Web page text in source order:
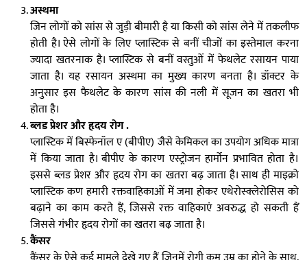
अस्थमा
जिन लोगों को सांस से जुड़ी बीमारी है या किसी को सांस लेने में तकलीफ
होती है। ऐसे लोगों के लिए प्लास्टिक से बनीं चीजों का इस्तेमाल करना
ज्यादा खतरनाक है। प्लास्टिक से बनीं वस्तुओं में फेथलेट रसायन पाया
जाता है। यह रसायन अस्थमा का मुख्य कारण बनता है। डॉक्टर के
अनुसार इस फैथलेट के कारण सांस की नली में सूजन का खतरा भी
होता है।
ब्लड प्रेशर और हृदय रोग .
प्लास्टिक में बिस्फेनॉल ए (बीपीए) जैसे केमिकल का उपयोग अधिक मात्रा
में किया जाता है। बीपीए के कारण एस्ट्रोजन हार्मोन प्रभावित होता है।
इससे ब्लड प्रेशर और हृदय रोग का खतरा बढ़ जाता है। साथ ही माइक्रो
प्लास्टिक कण हमारी रक्तवाहिकाओं में जमा होकर एथेरोस्क्लेरोसिस को
बढ़ाने का काम करते हैं, जिससे रक्त वाहिकाएं अवरुद्ध हो सकती हैं
जिससे गंभीर हृदय रोगों का खतरा बढ़ जाता है।
कैंसर